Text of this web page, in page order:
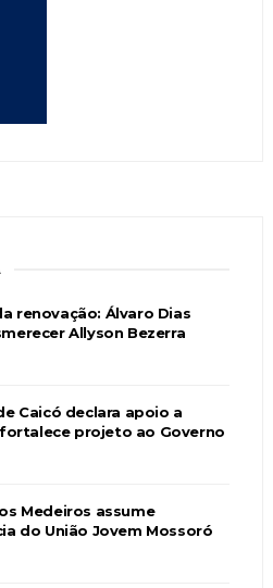
renovação: Álvaro Dias
Allyson Bezerra
Caicó declara apoio a
projeto ao Governo
Medeiros assume
do União Jovem Mossoró